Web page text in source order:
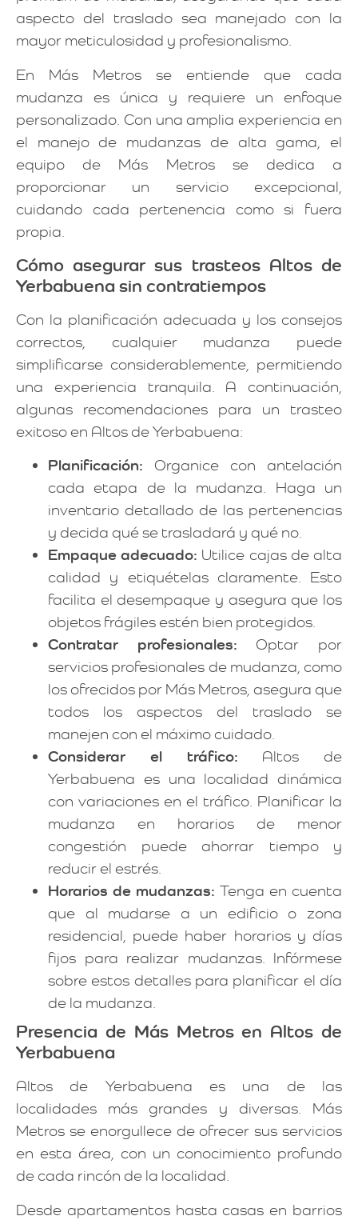
aspecto del traslado sea manejado con la
mayor meticulosidad y profesionalismo.
En Más Metros se entiende que cada
mudanza es única y requiere un enfoque
personalizado. Con una amplia experiencia en
el manejo de mudanzas de alta gama, el
equipo de Más Metros se dedica a
proporcionar un servicio excepcional,
cuidando cada pertenencia como si fuera
propia.
Cómo asegurar sus trasteos Altos de
Yerbabuena sin contratiempos
Con la planificación adecuada y los consejos
correctos, cualquier mudanza puede
simplificarse considerablemente, permitiendo
una experiencia tranquila. A continuación,
algunas recomendaciones para un trasteo
exitoso en Altos de Yerbabuena:
Planificación: Organice con antelación
cada etapa de la mudanza. Haga un
inventario detallado de las pertenencias
y decida qué se trasladará y qué no.
Empaque adecuado: Utilice cajas de alta
calidad y etiquételas claramente. Esto
facilita el desempaque y asegura que los
objetos frágiles estén bien protegidos.
Contratar profesionales: Optar por
servicios profesionales de mudanza, como
los ofrecidos por Más Metros, asegura que
todos los aspectos del traslado se
manejen con el máximo cuidado.
Considerar el tráfico: Altos de
Yerbabuena es una localidad dinámica
con variaciones en el tráfico. Planificar la
mudanza en horarios de menor
congestión puede ahorrar tiempo y
reducir el estrés.
Horarios de mudanzas: Tenga en cuenta
que al mudarse a un edificio o zona
residencial, puede haber horarios y días
fijos para realizar mudanzas. Infórmese
sobre estos detalles para planificar el día
de la mudanza.
Presencia de Más Metros en Altos de
Yerbabuena
Altos de Yerbabuena es una de las
localidades más grandes y diversas. Más
Metros se enorgullece de ofrecer sus servicios
en esta área, con un conocimiento profundo
de cada rincón de la localidad.
Desde apartamentos hasta casas en barrios